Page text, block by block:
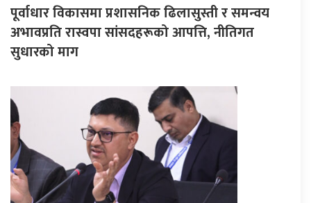
पूर्वाधार विकासमा प्रशासनिक ढिलासुस्ती र समन्वय
अभावप्रति रास्वपा सांसदहरूको आपत्ति, नीतिगत
सुधारको माग